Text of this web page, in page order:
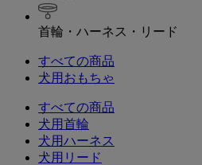
首輪・ハーネス・リード
すべての商品
犬用おもちゃ
すべての商品
犬用首輪
犬用ハーネス
犬用リード